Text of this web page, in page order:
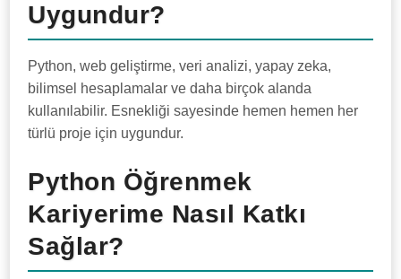
Uygundur?
Python, web geliştirme, veri analizi, yapay zeka,
bilimsel hesaplamalar ve daha birçok alanda
kullanılabilir. Esnekliği sayesinde hemen hemen her
türlü proje için uygundur.
Python Öğrenmek
Kariyerime Nasıl Katkı
Sağlar?